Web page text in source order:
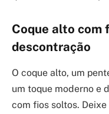
Coque alto com
descontração
O coque alto, um
um toque moderno e
com fios soltos.